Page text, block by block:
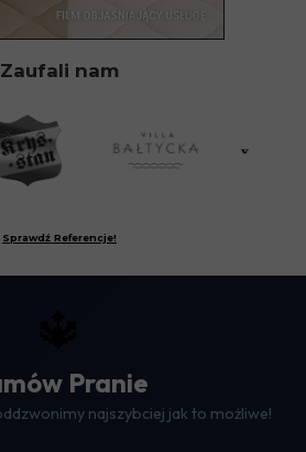
Sprawdź Referencje!
Zaufali nam